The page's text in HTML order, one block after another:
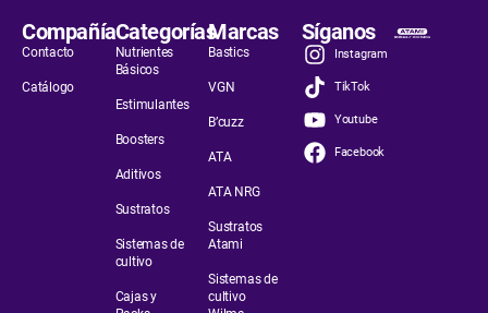
Compañía
Contacto
Catálogo
Categorías
Nutrientes
Básicos
Estimulantes
Boosters
Aditivos
Sustratos
Sistemas de
cultivo
Cajas y
Marcas
Bastics
VGN
B’cuzz
ATA
ATA NRG
Sustratos
Atami
Sistemas de
cultivo
Síganos
Instagram
TikTok
Youtube
Facebook